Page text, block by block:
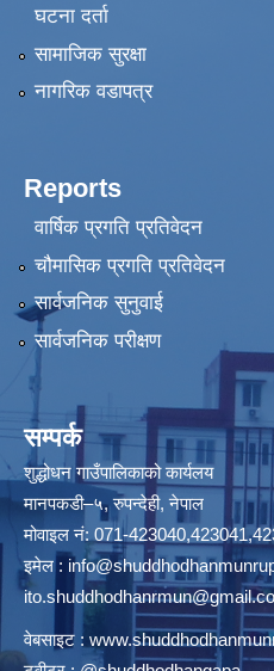
घटना दर्ता
सामाजिक सुरक्षा
नागरिक वडापत्र
Reports
वार्षिक प्रगति प्रतिवेदन
चौमासिक प्रगति प्रतिवेदन
सार्वजनिक सुनुवाई
सार्वजनिक परीक्षण
सम्पर्क
शुद्धोधन गाउँपालिकाको कार्यलय
मानपकडी–५, रुपन्देही, नेपाल
मोवाइल नं: 071-
इमेल :
वेबसाइट :